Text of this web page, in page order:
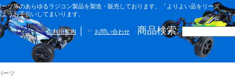
ツ等のあらゆるラジコン製品を製造・販売しております。「よりよい品をリーズ
うお手伝いしてまいります。
ご利用案内 お問い合わせ 商品検索:
ーツ